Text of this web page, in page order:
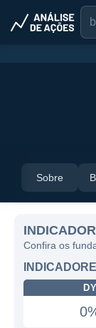
Sobre
Confira os
DY